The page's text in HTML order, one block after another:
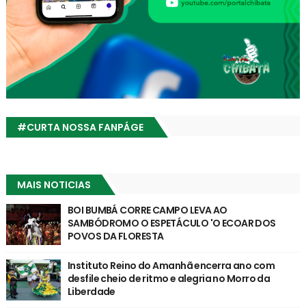
#CURTA NOSSA FANPÁGE
MAIS NOTICIAS
BOI BUMBÁ CORRE CAMPO LEVA AO
SAMBÓDROMO O ESPETÁCULO 'O ECOAR DOS
POVOS DA FLORESTA
Instituto Reino do Amanhã encerra ano com
desfile cheio de ritmo e alegria no Morro da
Liberdade